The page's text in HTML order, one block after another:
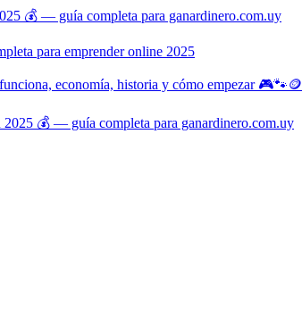
💰 — guía completa para ganardinero.com.uy
para emprender online 2025
economía, historia y cómo empezar 🎮🐾🪙
💰 — guía completa para ganardinero.com.uy